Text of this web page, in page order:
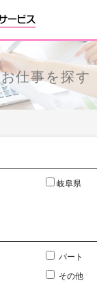
お仕事を探す
岐阜県
パート
その他